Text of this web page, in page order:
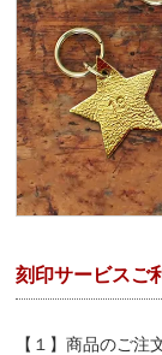
刻印サービスご
【１】商品のご